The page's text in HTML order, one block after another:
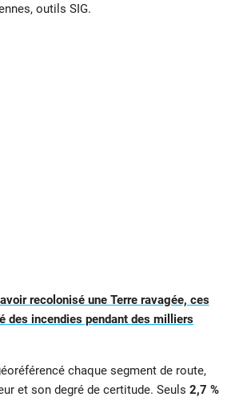
outils SIG.
recolonisé une Terre ravagée, ces
des incendies pendant des milliers
chaque segment de route,
et son degré de certitude. Seuls 2,7 %